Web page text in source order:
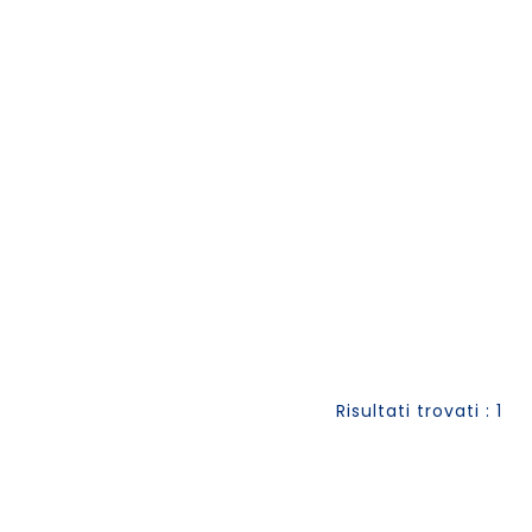
Risultati trovati : 1